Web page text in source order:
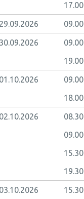
17.00
29.09.2026 09.00
30.09.2026 09.00
19.00
01.10.2026 09.00
18.00
02.10.2026 08.30
09.00
15.30
19.30
03.10.2026 15.30